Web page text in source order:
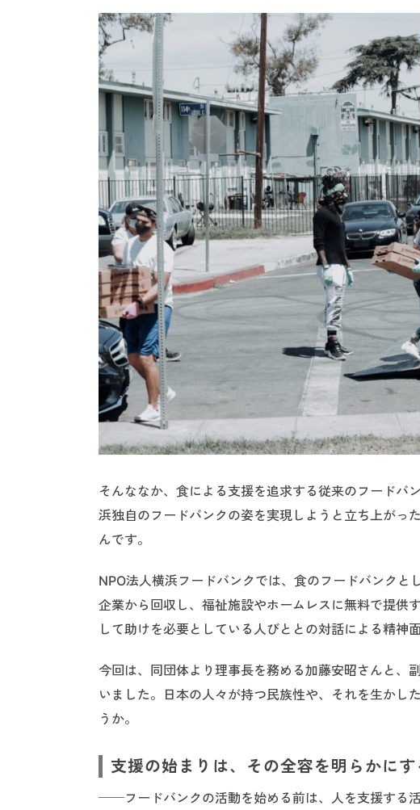
そんななか、食による支援を追求する従来のフードバ
浜独自のフードバンクの姿を実現しようと立ち上がっ
んです。
NPO法人横浜フードバンクでは、食のフードバンク
企業から回収し、福祉施設やホームレスに無料で提供
して助けを必要としている人びととの対話による精神
今回は、同団体より理事長を務める加藤安昭さんと、
いました。日本の人々が持つ民族性や、それを生かし
うか。
支援の始まりは、その全容を明らかにす
──フードバンクの活動を始める前は、人を支援する